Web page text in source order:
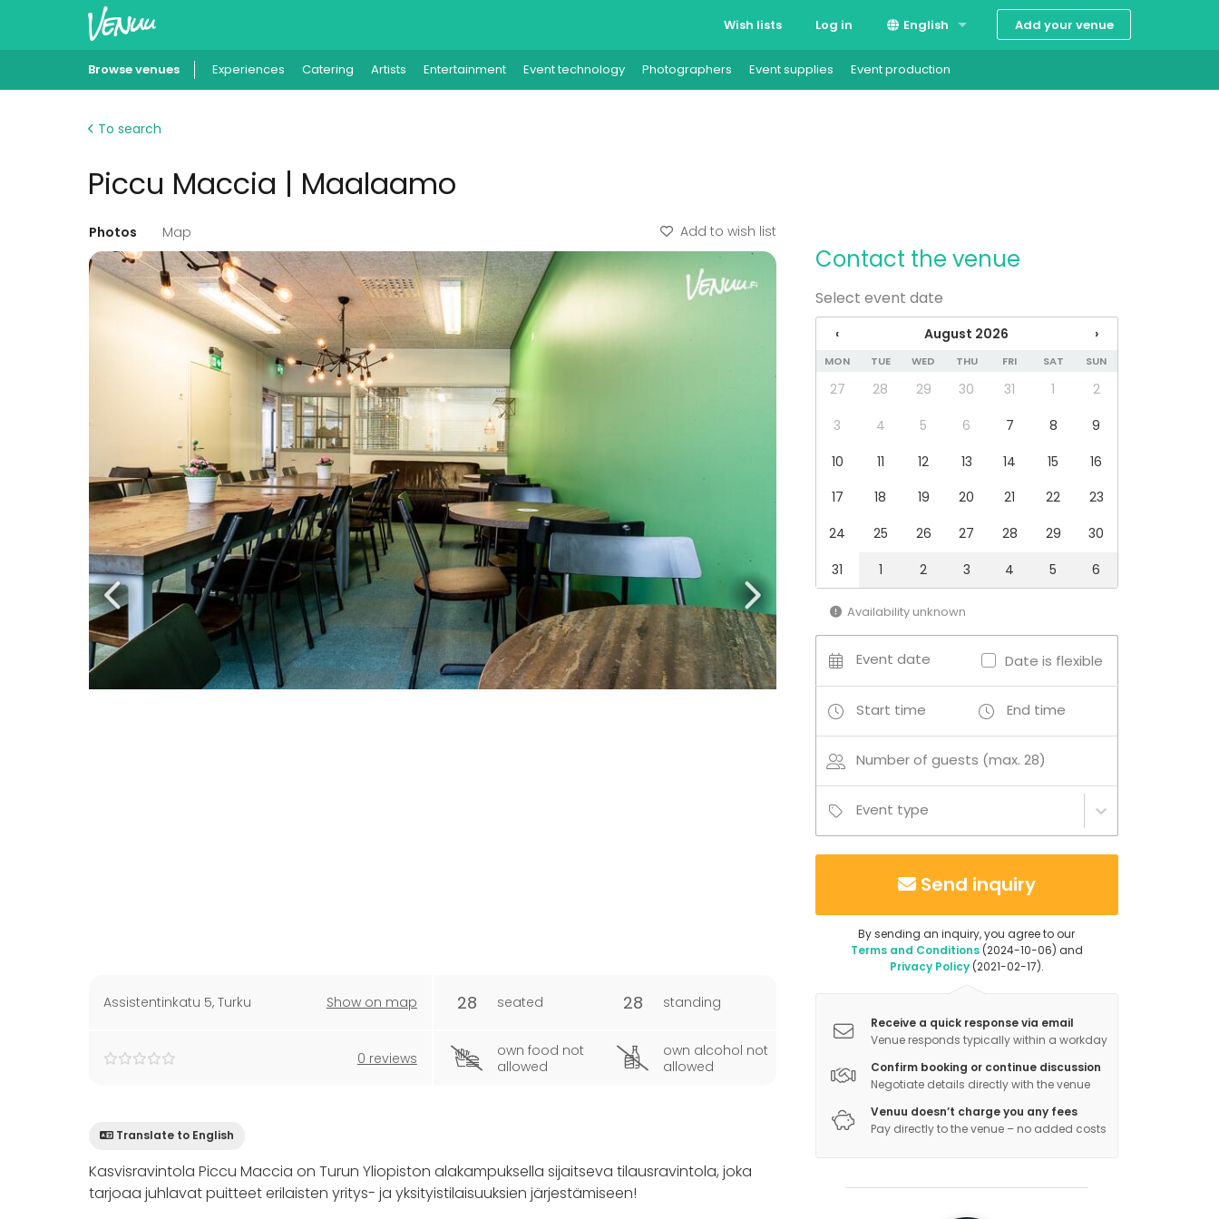
Wish lists Log in English
Suomi
Add your venue
Browse venues Experiences Catering Artists Entertainment Event technology Photographers Event supplies Event production
To search
Piccu Maccia | Maalaamo
Photos Map Add to wish list
Assistentinkatu 5, Turku Show on map
0 reviews
28 seated 28 standing
own food not
allowed
own alcohol not
allowed
Translate to English
Kasvisravintola Piccu Maccia on Turun Yliopiston alakampuksella sijaitseva tilausravintola, joka
tarjoaa juhlavat puitteet erilaisten yritys- ja yksityistilaisuuksien järjestämiseen!
Contact the venue
Select event date
‹ August 2026 ›
MON TUE WED THU FRI SAT SUN
27 28 29 30 31 1
2
3
4 5 6 7 8
9
10
11 12 13 14 15
16
17
18 19 20 21 22
23
24
25 26 27 28 29
30
31
1 2 3 4 5 6
Availability unknown
Event date Date is flexible
Start time End time
Number of guests (max. 28)
Event type
Send inquiry
By sending an inquiry, you agree to our
Terms and Conditions(2024-10-06) and
Privacy Policy(2021-02-17).
Receive a quick response via email
Venue responds typically within a workday
Confirm booking or continue discussion
Negotiate details directly with the venue
Venuu doesn’t charge you any fees
Pay directly to the venue – no added costs